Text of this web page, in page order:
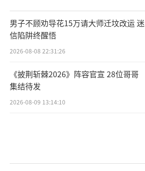
男子不顾劝导花15万请大师迁坟改运 迷
信陷阱终醒悟
2026-08-08 22:31:26
《披荆斩棘2026》阵容官宣 28位哥哥
集结待发
2026-08-09 13:14:10